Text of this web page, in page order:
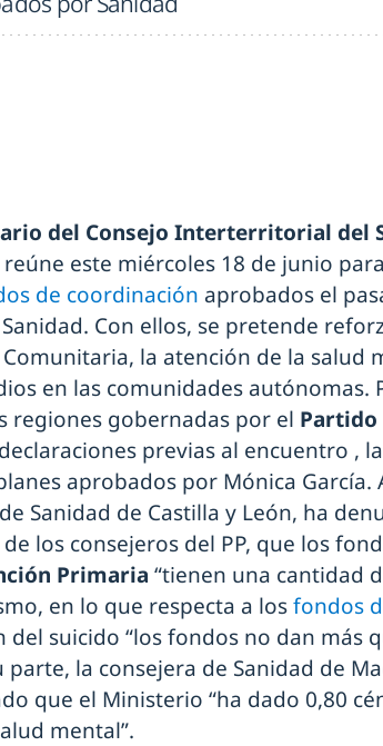
del Consejo Interterritorial del
reúne este miércoles 18 de junio
de coordinación aprobados el
Con ellos, se pretende
la atención de la salud
en las comunidades autónomas.
regiones gobernadas por el Partido
previas al encuentro , la
aprobados por Mónica García.
Sanidad de Castilla y León, ha
los consejeros del PP, que los
Primaria “tienen una cantidad
en lo que respecta a losfondos
del suicido “los fondos no dan más
parte, la consejera de Sanidad de
que el Ministerio “ha dado 0,80
mental”.